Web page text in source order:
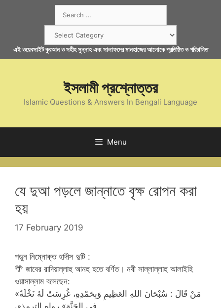
for:
এই ওয়েবসাইট কুরআন ও সহীহ সুন্নাহ এবং সালাফদের মানহাজের আলোকে প্রতিষ্ঠিত ও পরিচালিত
ইসলামী প্রশ্নোত্তর
Islamic Questions & Answers In Bengali Language
Menu
যে দুআ পড়লে জান্নাতে বৃক্ষ রোপন করা
হয়
17 February 2019
পড়ুন নিম্নোক্ত হাদীস দুটি :
🌴 জাবের রাদিয়াল্লাহু আনহু হতে বর্ণিত। নবী সাল্লাল্লাহু আলাইহি
ওয়াসাল্লাম বলেছেন:
«مَنْ قَالَ : سُبْحَانَ اللهِ العَظِيمِ وَبِحَمْدِهِ، غُرِسَتْ لَهُ نَخْلَةٌ
فِي الجَنَّةِ» رواه الترمذي